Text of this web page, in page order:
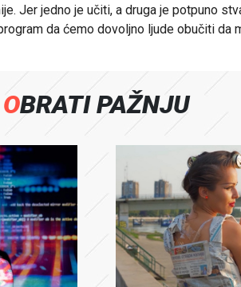
Jer jedno je učiti, a druga je potpuno
da ćemo dovoljno ljude obučiti da
OBRATI PAŽNJU